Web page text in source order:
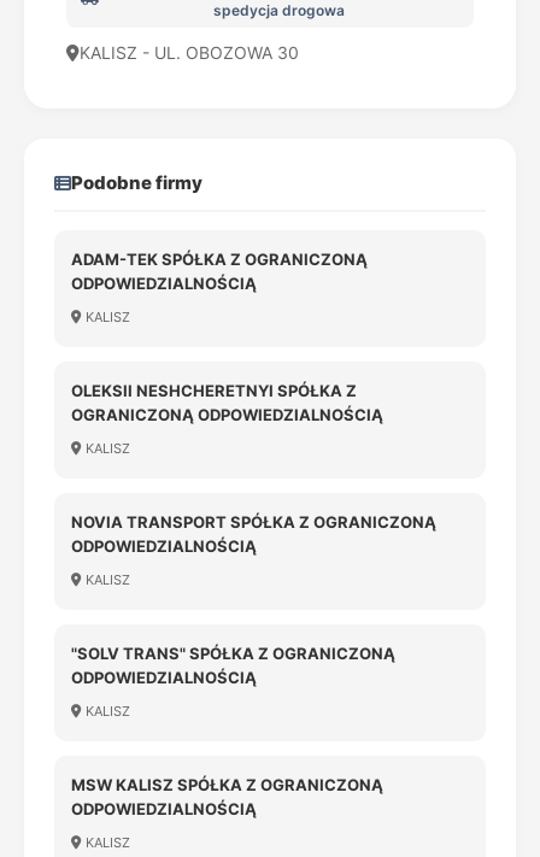
spedycja drogowa
KALISZ - UL. OBOZOWA 30
Podobne firmy
ADAM-TEK SPÓŁKA Z OGRANICZONĄ
ODPOWIEDZIALNOŚCIĄ
KALISZ
OLEKSII NESHCHERETNYI SPÓŁKA Z
OGRANICZONĄ ODPOWIEDZIALNOŚCIĄ
KALISZ
NOVIA TRANSPORT SPÓŁKA Z OGRANICZONĄ
ODPOWIEDZIALNOŚCIĄ
KALISZ
"SOLV TRANS" SPÓŁKA Z OGRANICZONĄ
ODPOWIEDZIALNOŚCIĄ
KALISZ
MSW KALISZ SPÓŁKA Z OGRANICZONĄ
ODPOWIEDZIALNOŚCIĄ
KALISZ